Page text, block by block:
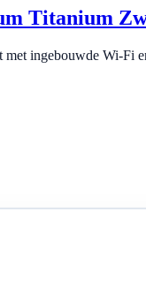
Titanium
ingebouwde Wi-Fi